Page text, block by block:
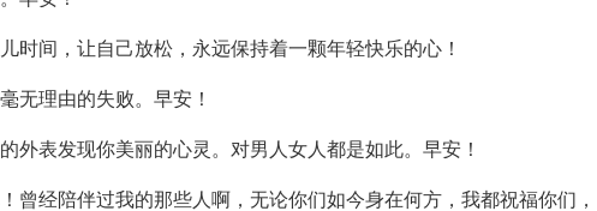
时间，让自己放松，永远保持着一颗年轻快乐的心！
无理由的失败。早安！
外表发现你美丽的心灵。对男人女人都是如此。早安！
曾经陪伴过我的那些人啊，无论你们如今身在何方，我都祝福你们，